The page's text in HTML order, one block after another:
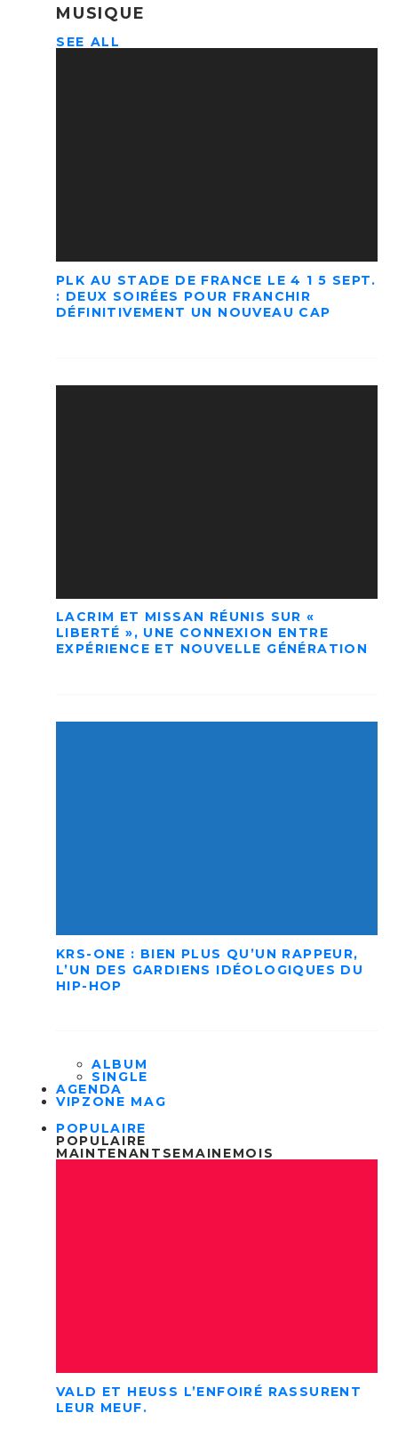
MUSIQUE
SEE ALL
PLK AU STADE DE FRANCE LE 4 1 5 SEPT.
: DEUX SOIRÉES POUR FRANCHIR
DÉFINITIVEMENT UN NOUVEAU CAP
LACRIM ET MISSAN RÉUNIS SUR «
LIBERTÉ », UNE CONNEXION ENTRE
EXPÉRIENCE ET NOUVELLE GÉNÉRATION
KRS-ONE : BIEN PLUS QU’UN RAPPEUR,
L’UN DES GARDIENS IDÉOLOGIQUES DU
HIP-HOP
ALBUM
SINGLE
AGENDA
VIPZONE MAG
POPULAIRE
POPULAIRE
MAINTENANT SEMAINEMOIS
VALD ET HEUSS L’ENFOIRÉ RASSURENT
LEUR MEUF.